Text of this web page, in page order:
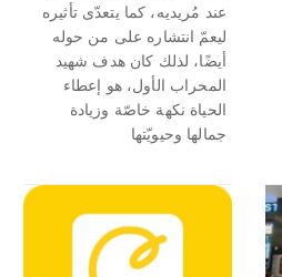
عند مُريديه، كما يتعدّى تأثيره
ليعمّ انتشاره على من حوله
أيضًا، لذلك كان هدف شهيد
المحراب الأول، هو إعطاء
الحياة نكهة خاصّة وزيادة
جمالها وحيويّتها